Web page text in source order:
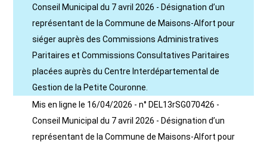
Conseil Municipal du 7 avril 2026 - Désignation d’un
représentant de la Commune de Maisons-Alfort pour
siéger auprès des Commissions Administratives
Paritaires et Commissions Consultatives Paritaires
placées auprès du Centre Interdépartemental de
Gestion de la Petite Couronne.
Mis en ligne le 16/04/2026 - n° DEL13rSG070426 -
Conseil Municipal du 7 avril 2026 - Désignation d’un
représentant de la Commune de Maisons-Alfort pour